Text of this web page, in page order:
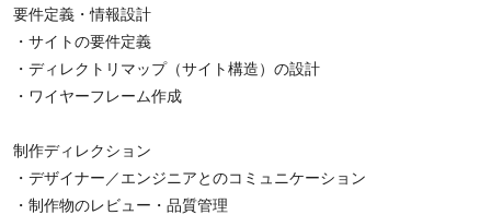
要件定義・情報設計
・サイトの要件定義
・ディレクトリマップ（サイト構造）の設計
・ワイヤーフレーム作成
制作ディレクション
・デザイナー／エンジニアとのコミュニケーション
・制作物のレビュー・品質管理